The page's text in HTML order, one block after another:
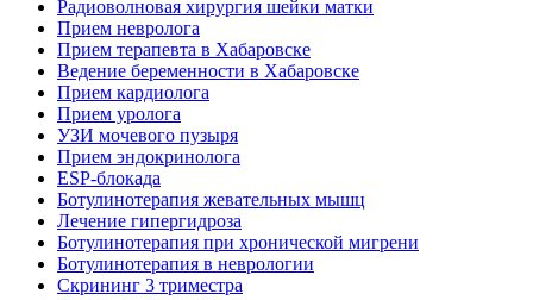
Радиоволновая хирургия шейки матки
Прием невролога
Прием терапевта в Хабаровске
Ведение беременности в Хабаровске
Прием кардиолога
Прием уролога
УЗИ мочевого пузыря
Прием эндокринолога
ESP-блокада
Ботулинотерапия жевательных мышц
Лечение гипергидроза
Ботулинотерапия при хронической мигрени
Ботулинотерапия в неврологии
Скрининг 3 триместра